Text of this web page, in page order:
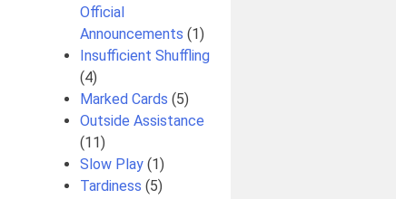
Official
Announcements (1)
Insufficient Shuffling
(4)
Marked Cards (5)
Outside Assistance
(11)
Slow Play (1)
Tardiness (5)